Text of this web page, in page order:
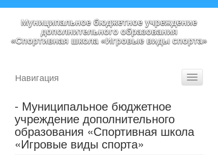
Муниципальное бюджетное учреждение
дополнительного образования
«Спортивная школа «Игровые виды спорта»
Toggle
Навигация
- Муниципальное бюджетное
учреждение дополнительного
образования «Спортивная школа
«Игровые виды спорта»